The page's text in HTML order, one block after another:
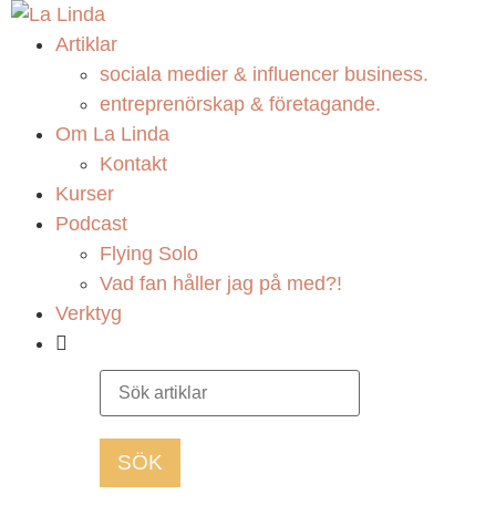
Artiklar
sociala medier & influencer business.
entreprenörskap & företagande.
Om La Linda
Kontakt
Kurser
Podcast
Flying Solo
Vad fan håller jag på med?!
Verktyg